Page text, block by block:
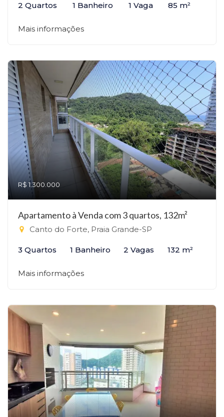
2 Quartos 1 Banheiro 1 Vaga 85 m²
Mais informações
R$ 1.300.000
Apartamento à Venda com 3 quartos, 132m²
Canto do Forte, Praia Grande-SP
3 Quartos 1 Banheiro 2 Vagas 132 m²
Mais informações